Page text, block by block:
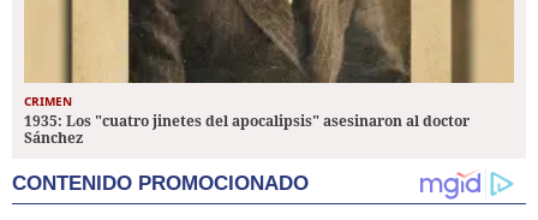
CRIMEN
1935: Los "cuatro jinetes del apocalipsis" asesinaron al doctor
Sánchez
CONTENIDO PROMOCIONADO